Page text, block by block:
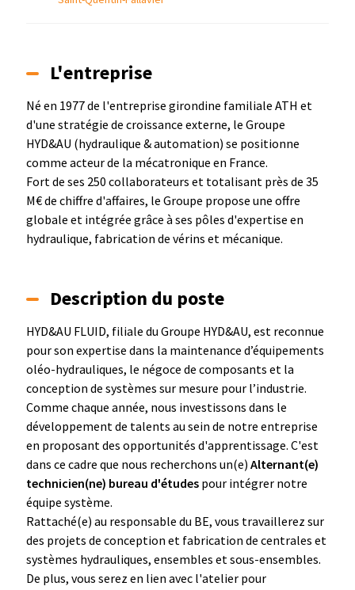
L'entreprise
Né en 1977 de l'entreprise girondine familiale ATH et
d'une stratégie de croissance externe, le Groupe
HYD&AU (hydraulique & automation) se positionne
comme acteur de la mécatronique en France.
Fort de ses 250 collaborateurs et totalisant près de 35
M€ de chiffre d'affaires, le Groupe propose une offre
globale et intégrée grâce à ses pôles d'expertise en
hydraulique, fabrication de vérins et mécanique.
Description du poste
HYD&AU FLUID, filiale du Groupe HYD&AU, est reconnue
pour son expertise dans la maintenance d’équipements
oléo-hydrauliques, le négoce de composants et la
conception de systèmes sur mesure pour l’industrie.
Comme chaque année, nous investissons dans le
développement de talents au sein de notre entreprise
en proposant des opportunités d'apprentissage. C'est
dans ce cadre que nous recherchons un(e) Alternant(e)
technicien(ne) bureau d'études pour intégrer notre
équipe système.
Rattaché(e) au responsable du BE, vous travaillerez sur
des projets de conception et fabrication de centrales et
systèmes hydrauliques, ensembles et sous-ensembles.
De plus, vous serez en lien avec l'atelier pour